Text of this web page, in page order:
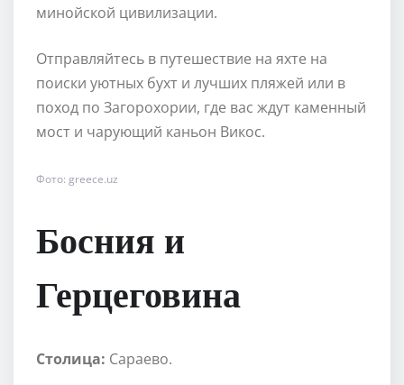
минойской цивилизации.
Отправляйтесь в путешествие на яхте на
поиски уютных бухт и лучших пляжей или в
поход по Загорохории, где вас ждут каменный
мост и чарующий каньон Викос.
Фото: greece.uz
Босния и
Герцеговина
Столица: Сараево.